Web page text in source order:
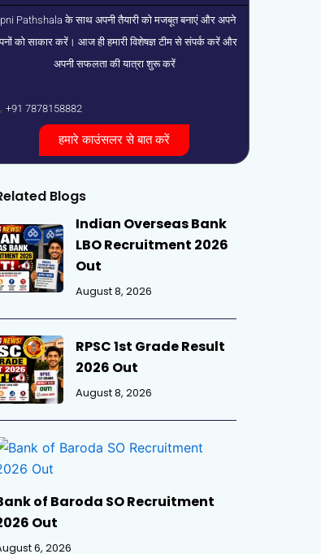
Pathshala के साथ अपनी तैयारी को मजबूत बनाएं और अपने
को साकार करें। आज ही हमारी विशेषज्ञ टीम से संपर्क करें और
अपनी सफलता की यात्रा शुरू करें
+91 7878158882
हमारे काउंसलर से बात करें
Blogs
Indian Overseas Bank
LBO Recruitment 2026
Out
August 8, 2026
RPSC 1st Grade Result
2026 Out
August 8, 2026
of Baroda SO Recruitment
Out
6, 2026